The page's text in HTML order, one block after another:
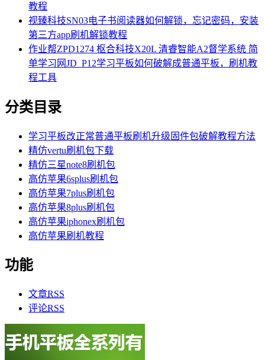
教程
视臻科技SN03电子书阅读器如何解锁，忘记密码，安装
第三方app刷机解锁教程
作业帮ZPD1274 枢合科技X20L 清睿智能A2督学系统 简
单学习网JD_P12学习平板如何破解成普通平板，刷机教
程工具
分类目录
学习平板改正常普通平板刷机升级固件包破解教程方法
精仿vertu刷机包下载
精仿三星note8刷机包
高仿苹果6splus刷机包
高仿苹果7plus刷机包
高仿苹果8plus刷机包
高仿苹果iphonex刷机包
高仿苹果刷机教程
功能
文章RSS
评论RSS